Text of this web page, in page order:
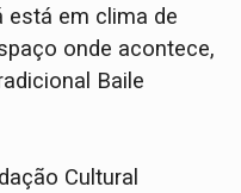
está em clima de
onde acontece,
Baile
Cultural